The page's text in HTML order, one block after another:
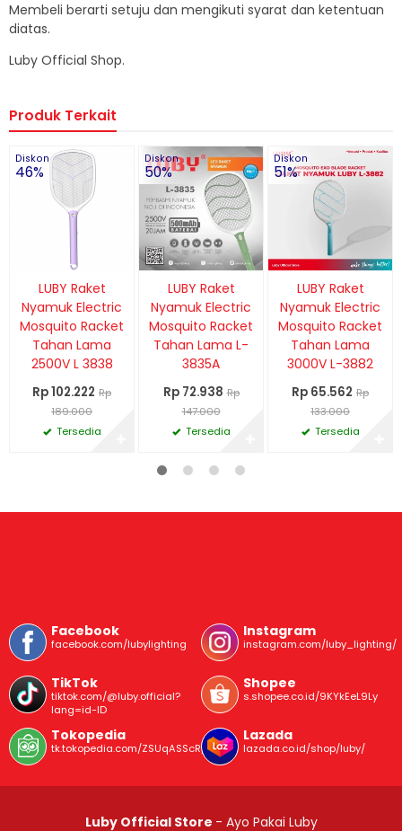
Membeli berarti setuju dan mengikuti syarat dan ketentuan
diatas.
Luby Official Shop.
Produk Terkait
Diskon
46%
LUBY Raket
Nyamuk Electric
Mosquito Racket
Tahan Lama
2500V L 3838
Rp 102.222 Rp
189.000
Tersedia
Diskon
50%
LUBY Raket
Nyamuk Electric
Mosquito Racket
Tahan Lama L-
3835A
Rp 72.938 Rp
147.000
Tersedia
Diskon
51%
LUBY Raket
Nyamuk Electric
Mosquito Racket
Tahan Lama
3000V L-3882
Rp 65.562 Rp
133.000
Tersedia
Facebook
facebook.com/lubylighting
Instagram
instagram.com/luby_lighting/
TikTok
tiktok.com/@luby.official?
lang=id-ID
Shopee
s.shopee.co.id/9KYkEeL9Ly
Tokopedia
tk.tokopedia.com/ZSUqASScR/
Lazada
lazada.co.id/shop/luby/
Luby Official Store - Ayo Pakai Luby